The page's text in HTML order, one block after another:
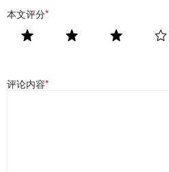
本文评分*
评论内容*